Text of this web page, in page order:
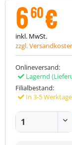
660€
inkl. MwSt.
zzgl.
Onlineversand:
Lagernd
Filialbestand:
In 3-5